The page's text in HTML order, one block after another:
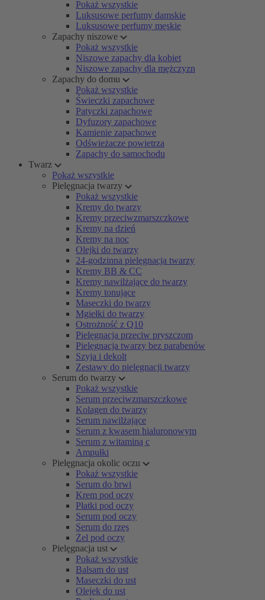
Pokaż wszystkie
Luksusowe perfumy damskie
Luksusowe perfumy męskie
Zapachy niszowe
Pokaż wszystkie
Niszowe zapachy dla kobiet
Niszowe zapachy dla mężczyzn
Zapachy do domu
Pokaż wszystkie
Świeczki zapachowe
Patyczki zapachowe
Dyfuzory zapachowe
Kamienie zapachowe
Odświeżacze powietrza
Zapachy do samochodu
Twarz
Pokaż wszystkie
Pielęgnacja twarzy
Pokaż wszystkie
Kremy do twarzy
Kremy przeciwzmarszczkowe
Kremy na dzień
Kremy na noc
Olejki do twarzy
24-godzinna pielęgnacja twarzy
Kremy BB & CC
Kremy nawilżające do twarzy
Kremy tonujące
Maseczki do twarzy
Mgiełki do twarzy
Ostrożność z Q10
Pielęgnacja przeciw pryszczom
Pielęgnacja twarzy bez parabenów
Szyja i dekolt
Zestawy do pielęgnacji twarzy
Serum do twarzy
Pokaż wszystkie
Serum przeciwzmarszczkowe
Kolagen do twarzy
Serum nawilżające
Serum z kwasem hialuronowym
Serum z witaminą c
Ampułki
Pielęgnacja okolic oczu
Pokaż wszystkie
Serum do brwi
Krem pod oczy
Płatki pod oczy
Serum pod oczy
Serum do rzęs
Żel pod oczy
Pielęgnacja ust
Pokaż wszystkie
Balsam do ust
Maseczki do ust
Olejek do ust